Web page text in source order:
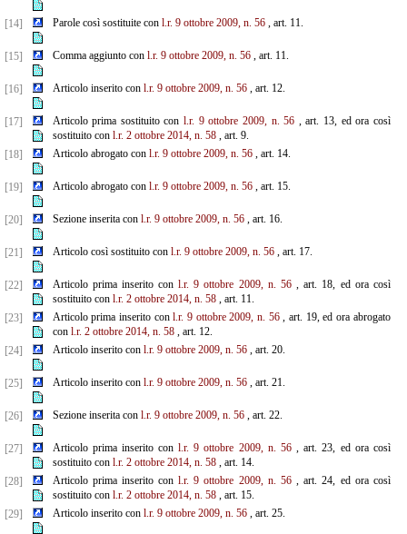
[14] Parole così sostituite con l.r. 9 ottobre 2009, n. 56, art. 11.
[15] Comma aggiunto con l.r. 9 ottobre 2009, n. 56, art. 11.
[16] Articolo inserito con l.r. 9 ottobre 2009, n. 56, art. 12.
[17] Articolo prima sostituito conl.r. 9 ottobre 2009, n. 56 , art. 13, ed ora così
sostituito con l.r. 2 ottobre 2014, n. 58, art. 9.
[18]
Articolo abrogato con l.r. 9 ottobre 2009, n. 56, art. 14.
[19] Articolo abrogato con l.r. 9 ottobre 2009, n. 56, art. 15.
[20] Sezione inserita con l.r. 9 ottobre 2009, n. 56, art. 16.
[21] Articolo così sostituito con l.r. 9 ottobre 2009, n. 56, art. 17.
[22] Articolo prima inserito conl.r. 9 ottobre 2009, n. 56, art. 18, ed ora così
sostituito con l.r. 2 ottobre 2014, n. 58, art. 11.
[23]
Articolo prima inserito conl.r. 9 ottobre 2009, n. 56, art. 19, ed ora abrogato
con l.r. 2 ottobre 2014, n. 58, art. 12.
[24]
Articolo inserito con l.r. 9 ottobre 2009, n. 56, art. 20.
[25] Articolo inserito con l.r. 9 ottobre 2009, n. 56, art. 21.
[26] Sezione inserita con l.r. 9 ottobre 2009, n. 56, art. 22.
[27] Articolo prima inserito conl.r. 9 ottobre 2009, n. 56, art. 23, ed ora così
sostituito con l.r. 2 ottobre 2014, n. 58, art. 14.
[28]
Articolo prima inserito conl.r. 9 ottobre 2009, n. 56, art. 24, ed ora così
sostituito con l.r. 2 ottobre 2014, n. 58, art. 15.
[29]
Articolo inserito con l.r. 9 ottobre 2009, n. 56, art. 25.